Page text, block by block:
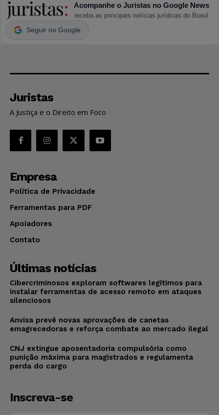
Acompanhe o Juristas no Google News
receba as principais notícias jurídicas do Brasil
Seguir no Google
Juristas
A Justiça e o Direito em Foco
Empresa
Política de Privacidade
Ferramentas para PDF
Apoiadores
Contato
Últimas notícias
Cibercriminosos exploram softwares legítimos para
instalar ferramentas de acesso remoto em ataques
silenciosos
Anvisa prevê novas aprovações de canetas
emagrecedoras e reforça combate ao mercado ilegal
CNJ extingue aposentadoria compulsória como
punição máxima para magistrados e regulamenta
perda do cargo
Inscreva-se